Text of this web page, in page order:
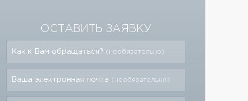
ОСТАВИТЬ ЗАЯВКУ
Как к Вам обращаться? (необязательно)
Ваша электронная почта (необязательно)